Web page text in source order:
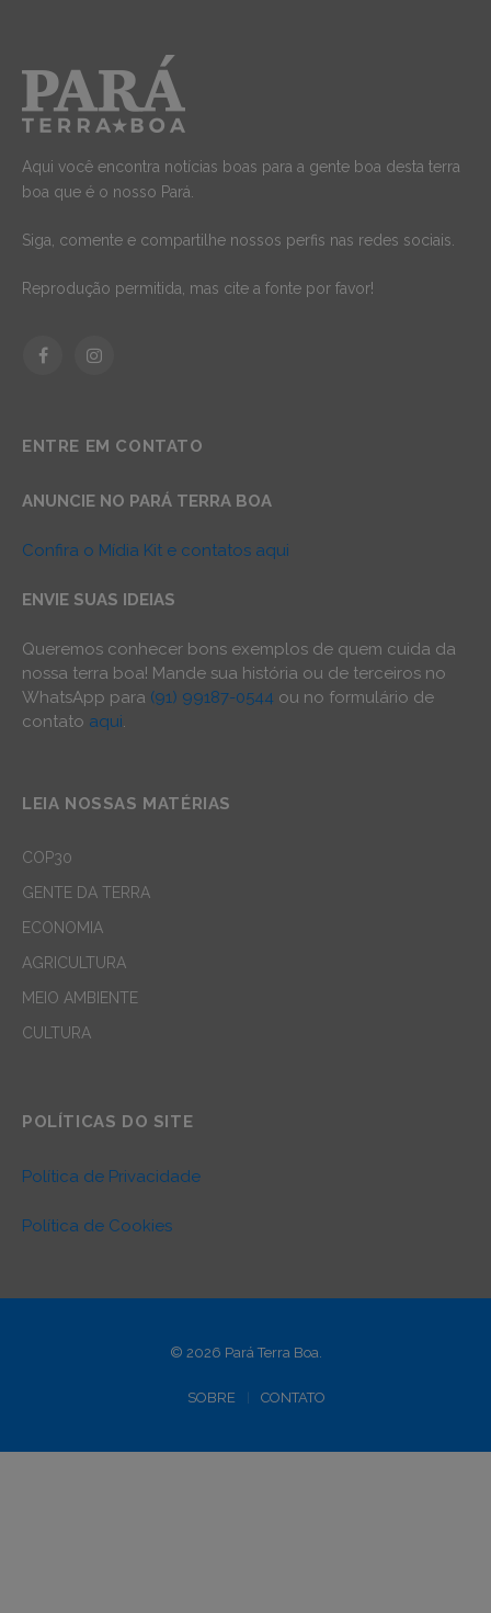
Aqui você encontra notícias boas para a gente boa desta terra
boa que é o nosso Pará.
Siga, comente e compartilhe nossos perfis nas redes sociais.
Reprodução permitida, mas cite a fonte por favor!
FacebookInstagram
ENTRE EM CONTATO
ANUNCIE NO PARÁ TERRA BOA
Confira o Mídia Kit e contatos aqui
ENVIE SUAS IDEIAS
Queremos conhecer bons exemplos de quem cuida da
nossa terra boa! Mande sua história ou de terceiros no
WhatsApp para (91) 99187-0544 ou no formulário de
contato aqui.
LEIA NOSSAS MATÉRIAS
COP30
GENTE DA TERRA
ECONOMIA
AGRICULTURA
MEIO AMBIENTE
CULTURA
POLÍTICAS DO SITE
Política de Privacidade
Política de Cookies
© 2026 Pará Terra Boa.
SOBRE CONTATO